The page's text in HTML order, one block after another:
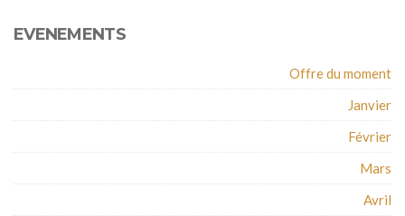
EVENEMENTS
Offre du moment
Janvier
Février
Mars
Avril